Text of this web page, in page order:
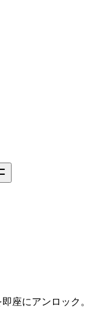
座にアンロック。